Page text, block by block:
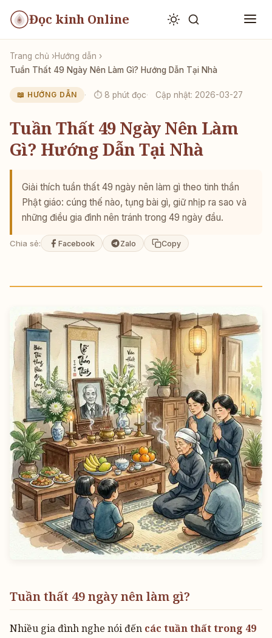
Đọc kinh Online
Trang chủ
Hướng dẫn
Tuần Thất 49 Ngày Nên Làm Gì? Hướng Dẫn Tại Nhà
📖 HƯỚNG DẪN ⏱ 8 phút đọc Cập nhật: 2026-03-27
Tuần Thất 49 Ngày Nên Làm
Gì? Hướng Dẫn Tại Nhà
Giải thích tuần thất 49 ngày nên làm gì theo tinh thần
Phật giáo: cúng thế nào, tụng bài gì, giữ nhịp ra sao và
những điều gia đình nên tránh trong 49 ngày đầu.
Chia sẻ: Facebook Zalo Copy
Tuần thất 49 ngày nên làm gì?
Nhiều gia đình nghe nói đến các tuần thất trong 49